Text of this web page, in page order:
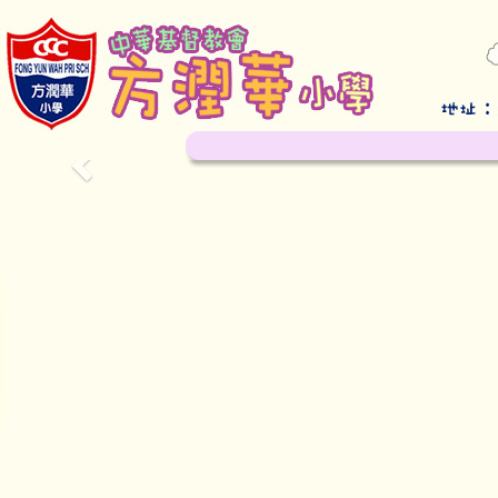
Previous